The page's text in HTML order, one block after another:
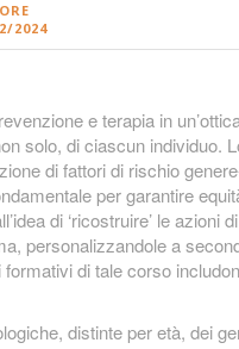
2024
e terapia in
solo, di ciascun individuo.
di fattori di rischio
per garantire
di ‘ricostruire’ le azioni
personalizzandole a
formativi di tale corso
distinte per età, dei